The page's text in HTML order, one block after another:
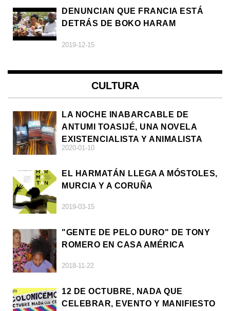
DENUNCIAN QUE FRANCIA ESTÁ
DETRÁS DE BOKO HARAM
2019-12-15
CULTURA
LA NOCHE INABARCABLE DE
ANTUMI TOASIJÉ, UNA NOVELA
EXISTENCIALISTA Y ANIMALISTA
2020-01-10
EL HARMATÁN LLEGA A MÓSTOLES,
MURCIA Y A CORUÑA
2019-03-15
"GENTE DE PELO DURO" DE TONY
ROMERO EN CASA AMÉRICA
2018-11-22
12 DE OCTUBRE, NADA QUE
CELEBRAR, EVENTO Y MANIFIESTO